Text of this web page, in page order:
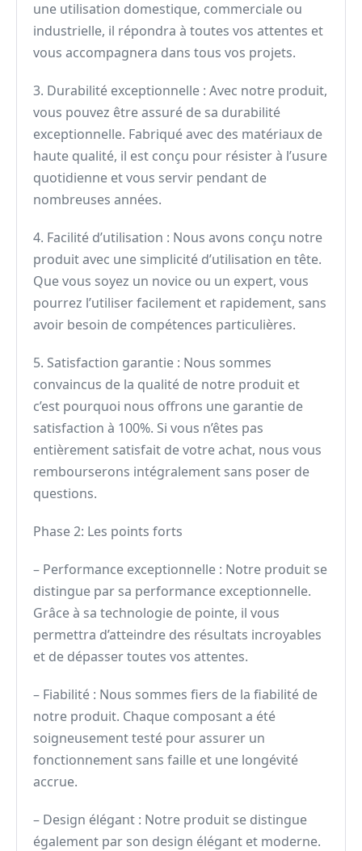
une utilisation domestique, commerciale ou
industrielle, il répondra à toutes vos attentes et
vous accompagnera dans tous vos projets.
3. Durabilité exceptionnelle : Avec notre produit,
vous pouvez être assuré de sa durabilité
exceptionnelle. Fabriqué avec des matériaux de
haute qualité, il est conçu pour résister à l’usure
quotidienne et vous servir pendant de
nombreuses années.
4. Facilité d’utilisation : Nous avons conçu notre
produit avec une simplicité d’utilisation en tête.
Que vous soyez un novice ou un expert, vous
pourrez l’utiliser facilement et rapidement, sans
avoir besoin de compétences particulières.
5. Satisfaction garantie : Nous sommes
convaincus de la qualité de notre produit et
c’est pourquoi nous offrons une garantie de
satisfaction à 100%. Si vous n’êtes pas
entièrement satisfait de votre achat, nous vous
rembourserons intégralement sans poser de
questions.
Phase 2: Les points forts
– Performance exceptionnelle : Notre produit se
distingue par sa performance exceptionnelle.
Grâce à sa technologie de pointe, il vous
permettra d’atteindre des résultats incroyables
et de dépasser toutes vos attentes.
– Fiabilité : Nous sommes fiers de la fiabilité de
notre produit. Chaque composant a été
soigneusement testé pour assurer un
fonctionnement sans faille et une longévité
accrue.
– Design élégant : Notre produit se distingue
également par son design élégant et moderne.